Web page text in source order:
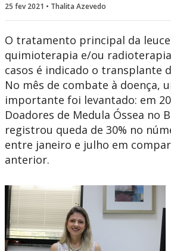
25 fev 2021 • Thalita Azevedo
O tratamento principal da
quimioterapia e/ou
casos é indicado o transplante
No mês de combate à doença,
importante foi levantado: em
Doadores de Medula Óssea no
registrou queda de 30% no
entre janeiro e julho em
anterior.